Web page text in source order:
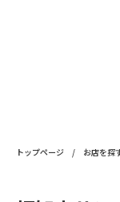
トップページ / お店を探